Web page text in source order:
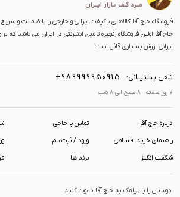
مــرد کـف بـازار ایــران
فروشگاه حاج آقا کالاهای باکیفت ایرانی و خارجی را با ضمانت و
حاج آقا اولین فروشگاه زنجیره تامین اینترنتی در ایران می باشد که
ایرانی ارزش بسیاری قائل است
تلفن پشتیبانی: +989999950915
7 روز هفته 8 صبح الی 8 شب
درباره حاج آقا تماس با حاجی
راهنمای خرید اقساطی ورود / ثبت نام
شگفت انگیز برند ها
دوستان را با پیامک به حاج آقا دعوت کنید